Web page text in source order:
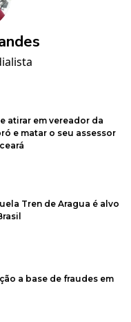
atirar em vereador da
e matar o seu assessor
Tren de Aragua é alvo
a base de fraudes em